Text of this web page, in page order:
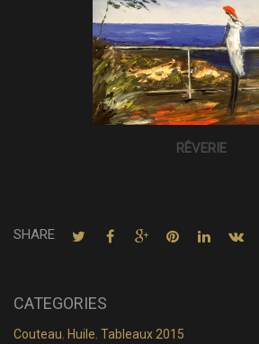
RÊVERIE
SHARE
CATEGORIES
Couteau, Huile, Tableaux 2015